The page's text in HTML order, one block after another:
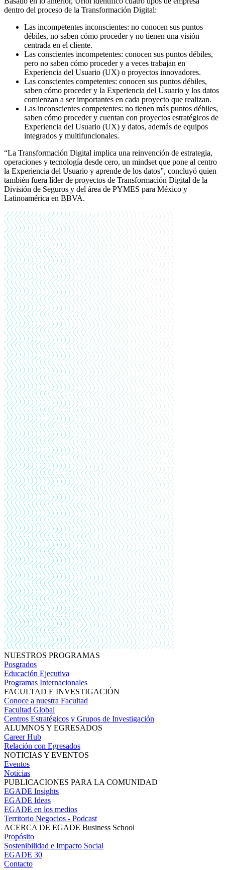
dentro del proceso de la Transformación Digital:
Las incompetentes inconscientes: no conocen sus puntos
débiles, no saben cómo proceder y no tienen una visión
centrada en el cliente.
Las conscientes incompetentes: conocen sus puntos débiles,
pero no saben cómo proceder y a veces trabajan en
Experiencia del Usuario (UX) o proyectos innovadores.
Las conscientes competentes: conocen sus puntos débiles,
saben cómo proceder y la Experiencia del Usuario y los datos
comienzan a ser importantes en cada proyecto que realizan.
Las inconscientes competentes: no tienen más puntos débiles,
saben cómo proceder y cuentan con proyectos estratégicos de
Experiencia del Usuario (UX) y datos, además de equipos
integrados y multifuncionales.
“La Transformación Digital implica una reinvención de estrategia,
operaciones y tecnología desde cero, un mindset que pone al centro
la Experiencia del Usuario y aprende de los datos”, concluyó quien
también fuera líder de proyectos de Transformación Digital de la
División de Seguros y del área de PYMES para México y
Latinoamérica en BBVA.
NUESTROS PROGRAMAS
Posgrados
Educación Ejecutiva
Programas Internacionales
FACULTAD E INVESTIGACIÓN
Conoce a nuestra Facultad
Facultad Global
Centros Estratégicos y Grupos de Investigación
ALUMNOS Y EGRESADOS
Career Hub
Relación con Egresados
NOTICIAS Y EVENTOS
Eventos
Noticias
PUBLICACIONES PARA LA COMUNIDAD
EGADE Insights
EGADE Ideas
EGADE en los medios
Territorio Negocios - Podcast
ACERCA DE EGADE Business School
Propósito
Sostenibilidad e Impacto Social
EGADE 30
Contacto